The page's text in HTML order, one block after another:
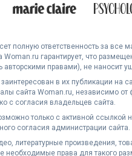
полную ответственность за все
гарантирует, что
правами), не наносит
в их публикации на
сайта Woman.ru, независимо
с согласия владельцев сайта.
только с активной ссылкой
согласия администрации сайта.
литературные произведения,
необходимые права для такого